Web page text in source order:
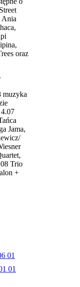
Ania
oraz
muzyka
Jama,
Trio
+